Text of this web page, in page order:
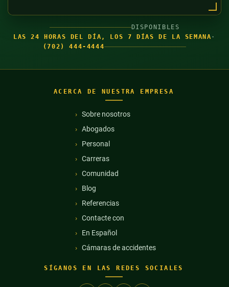
DISPONIBLES
LAS 24 HORAS DEL DÍA, LOS 7 DÍAS DE LA SEMANA ·
(702) 444-4444
ACERCA DE NUESTRA EMPRESA
Sobre nosotros
Abogados
Personal
Carreras
Comunidad
Blog
Referencias
Contacte con
En Español
Cámaras de accidentes
SÍGANOS EN LAS REDES SOCIALES